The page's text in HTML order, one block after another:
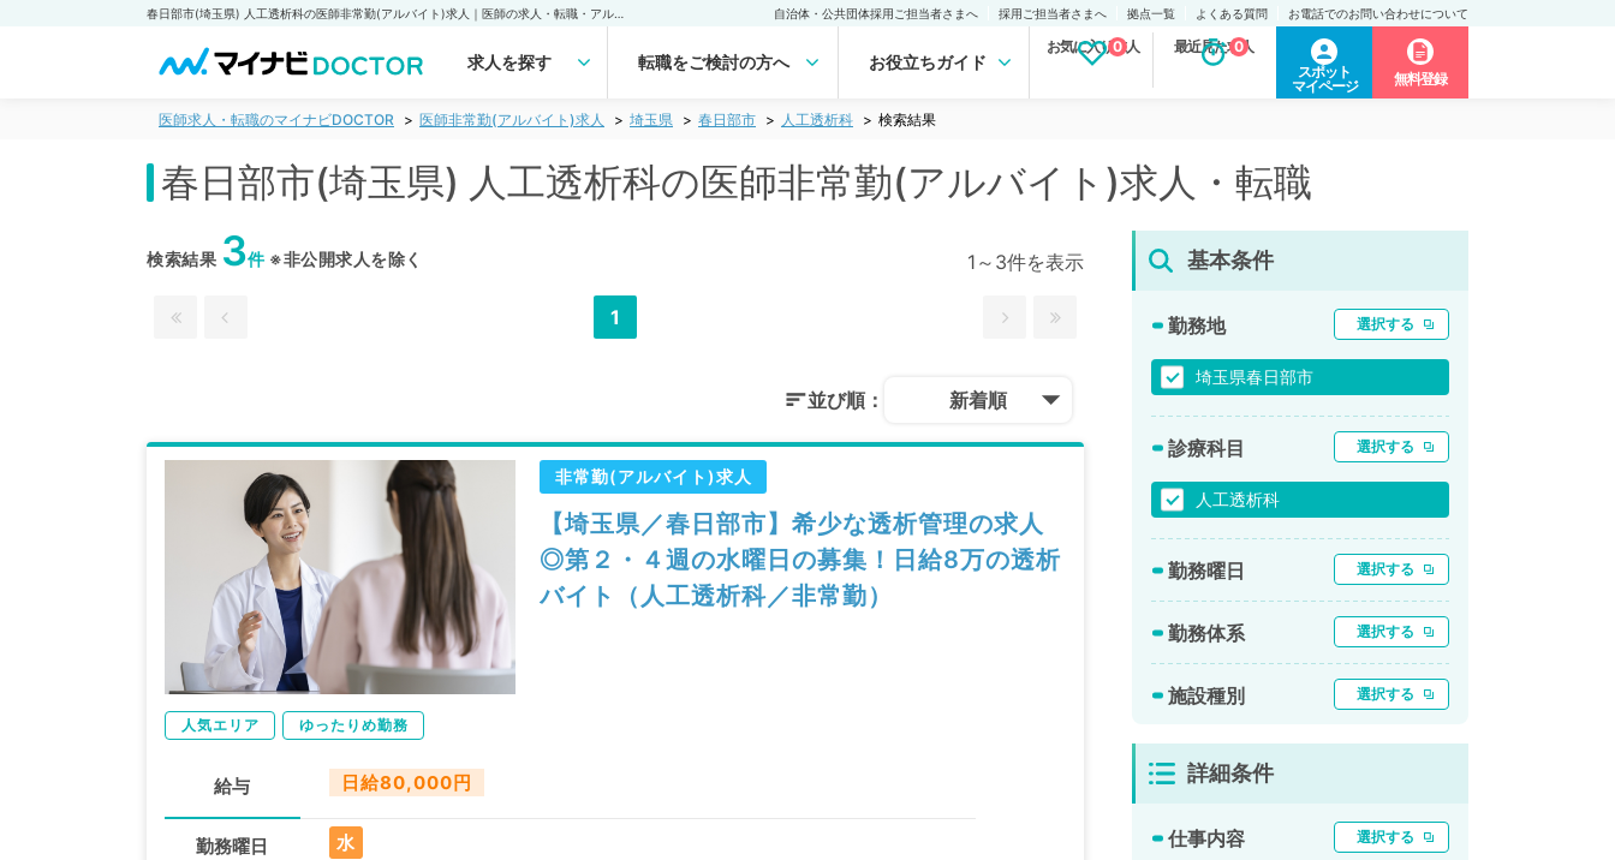
自治体・公共団体採用ご担当者さまへ 採用ご担当者さまへ 拠点一覧 よくある質問 お電話でのお問い合わせについて
求人を探す 転職をご検討の方へ お役立ちガイド
お気に入り求人
0 最近見た求人
0
スポット
マイページ
無料登録
医師求人・転職のマイナビDOCTOR 医師非常勤(アルバイト)求人 埼玉県 春日部市 人工透析科 検索結果
春日部市(埼玉県) 人工透析科の医師非常勤(アルバイト)求人・転職
検索結果 3件※非公開求人を除く 1～3件を表示
1
並び順： 新着順
非常勤(アルバイト)求人
【埼玉県／春日部市】希少な透析管理の求人
◎第２・４週の水曜日の募集！日給8万の透析
バイト（人工透析科／非常勤）
人気エリア ゆったりめ勤務
給与 日給80,000円
勤務曜日 水
基本条件
勤務地 選択する
埼玉県春日部市
診療科目 選択する
人工透析科
勤務曜日 選択する
勤務体系 選択する
施設種別 選択する
詳細条件
仕事内容 選択する